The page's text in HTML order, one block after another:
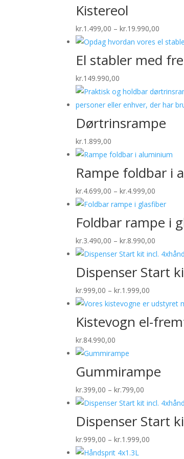
Kistereol
kr.1.499,00 – kr.19.990,00
til
El stabler med
kr.149.990,00
Dørtrinsrampe
kr.1.899,00
Rampe foldbar i
kr.4.699,00 – kr.4.999,00
Foldbar rampe i
kr.3.490,00 – kr.8.990,00
Dispenser Start
kr.999,00 – kr.1.999,00
kr.999,00
Kistevogn el-
kr.84.990,00
Gummirampe
kr.399,00 – kr.799,00
kr.399,00
til
kr.799,00
Dispenser Start
kr.999,00 – kr.1.999,00